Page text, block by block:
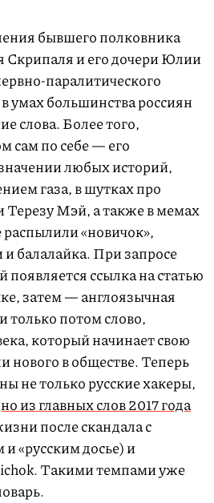
бывшего полковника
Скрипаля и его дочери Юлии
паралитического
умах большинства россиян
слова. Более того,
сам по себе — его
любых историй,
газа, в шутках про
Мэй, а также в мемах
распылили «новичок»,
балалайка. При запросе
появляется ссылка на статью
затем — англоязычная
только потом слово,
который начинает свою
нового в обществе. Теперь
не только русские хакеры,
из главных слов 2017 года
после скандала с
«русским досье) и
Такими темпами уже